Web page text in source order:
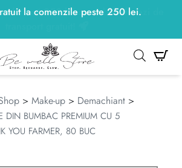
la comenzile peste 250 lei.
250lei
> Make-up > Demachiant >
DIN BUMBAC PREMIUM CU 5
YOU FARMER, 80 BUC